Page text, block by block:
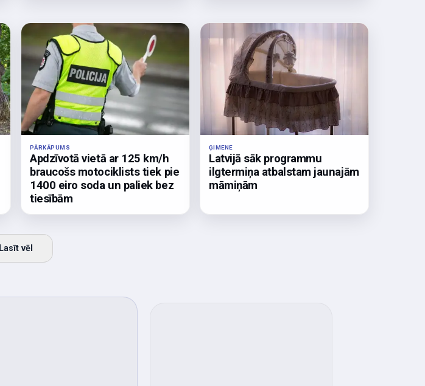
PĀRKĀPUMS
Apdzīvotā vietā ar 125 km/h
braucošs motociklists tiek pie
1400 eiro soda un paliek bez
tiesībām
ĢIMENE
Latvijā sāk programmu
ilgtermiņa atbalstam jaunajām
māmiņām
Lasīt vēl